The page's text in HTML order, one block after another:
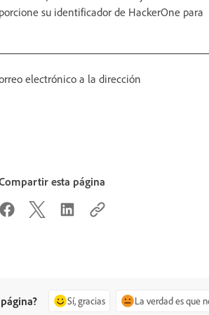
su identificador de HackerOne para
electrónico a la dirección
esta página
Sí, gracias La verdad es que